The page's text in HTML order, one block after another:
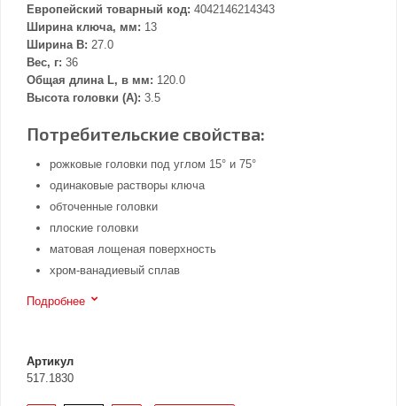
Европейский товарный код: 4042146214343
Ширина ключа, мм: 13
Ширина В: 27.0
Вес, г: 36
Общая длина L, в мм: 120.0
Высота головки (А): 3.5
Потребительские свойства:
рожковые головки под углом 15° и 75°
одинаковые растворы ключа
обточенные головки
плоские головки
матовая лощеная поверхность
хром-ванадиевый сплав
Подробнее
Артикул
517.1830